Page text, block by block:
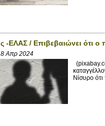
-ΕΛΑΣ / Επιβεβαιώνει ότι
Απρ 2024
Νίσυρο